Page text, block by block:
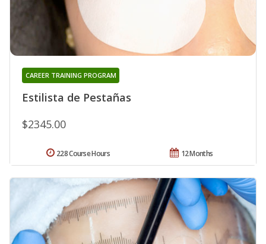
Estilista de Pestañas
CAREER TRAINING PROGRAM
$2345.00
12 Months
228 Course Hours